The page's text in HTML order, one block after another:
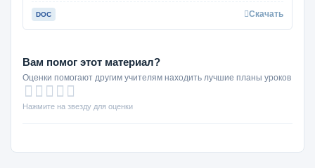
DOC Скачать
Вам помог этот материал?
Оценки помогают другим учителям находить лучшие планы уроков
Нажмите на звезду для оценки